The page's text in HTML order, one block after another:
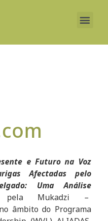
e Futuro na Voz
Afectadas pelo
Uma Análise
pela Mukadzi –
âmbito do Programa